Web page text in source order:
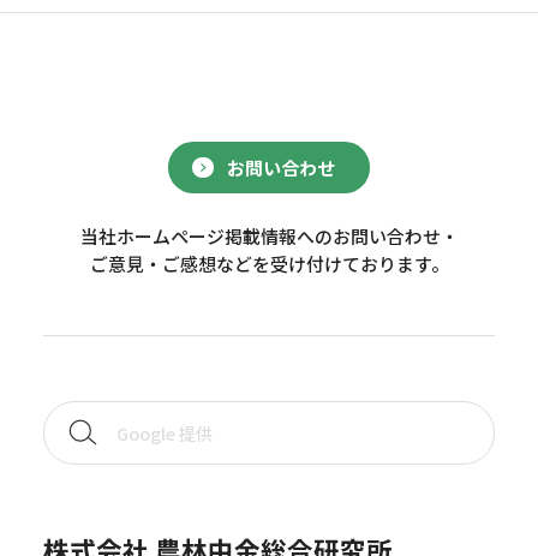
お問い合わせ
当社ホームページ掲載情報へのお問い合わせ・
ご意見・ご感想などを受け付けております。